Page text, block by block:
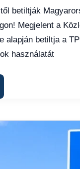
Gazdaság,
Hírek,
Hírek
kézből,
betiltják
Megjelent a
alapján betiltja a
használatát